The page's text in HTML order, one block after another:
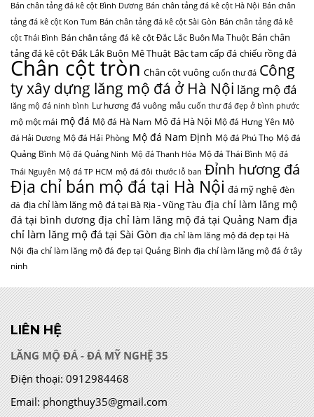
Bán chân tảng đá kê cột Bình Dương Bán chân tảng đá kê cột Hà Nội Bán chân
tảng đá kê cột Kon Tum Bán chân tảng đá kê cột Sài Gòn Bán chân tảng đá kê
cột Thái Bình Bán chân tảng đá kê cột Đắc Lắc Buôn Ma Thuột Bán chân
tảng đá kê cột Đắk Lắk Buôn Mê Thuật Bậc tam cấp đá chiếu rồng đá
Chân cột tròn Chân cột vuông cuốn thư đá Công
ty xây dựng lăng mộ đá ở Hà Nội lăng mộ đá
lăng mộ đá ninh bình Lư hương đá vuông mẫu cuốn thư đá đẹp ở bình phước
mộ một mái mộ đá Mộ đá Hà Nam Mộ đá Hà Nội Mộ đá Hưng Yên Mộ
đá Hải Dương Mộ đá Hải Phòng Mộ đá Nam Định Mộ đá Phú Thọ Mộ đá
Quảng Bình Mộ đá Quảng Ninh Mộ đá Thanh Hóa Mộ đá Thái Bình Mộ đá
Thái Nguyên Mộ đá TP HCM mộ đá đôi thước lỗ ban Đỉnh hương đá
Địa chỉ bán mộ đá tại Hà Nội đá mỹ nghệ đèn
đá địa chỉ làm lăng mộ đá tại Bà Rịa - Vũng Tàu địa chỉ làm lăng mộ
đá tại bình dương địa chỉ làm lăng mộ đá tại Quảng Nam địa
chỉ làm lăng mộ đá tại Sài Gòn địa chỉ làm lăng mộ đá đẹp tại Hà
Nội địa chỉ làm lăng mộ đá đẹp tại Quảng Bình địa chỉ làm lăng mộ đá ở tây
ninh
LIÊN HỆ
LĂNG MỘ ĐÁ - ĐÁ MỸ NGHỆ 35
Điện thoại: 0912984468
Email: phongthuy35@gmail.com